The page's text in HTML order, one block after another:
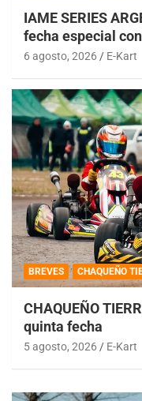
IAME SERIES
fecha especial
6 agosto, 2026 E-Kart
BREVES CHAQUEÑO
CHAQUEÑO
quinta fecha
5 agosto, 2026 E-Kart